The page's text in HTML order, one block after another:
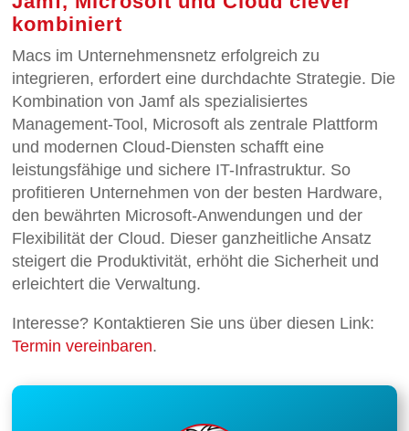
kombiniert
Macs im Unternehmensnetz erfolgreich zu
integrieren, erfordert eine durchdachte Strategie. Die
Kombination von Jamf als spezialisiertes
Management-Tool, Microsoft als zentrale Plattform
und modernen Cloud-Diensten schafft eine
leistungsfähige und sichere IT-Infrastruktur. So
profitieren Unternehmen von der besten Hardware,
den bewährten Microsoft-Anwendungen und der
Flexibilität der Cloud. Dieser ganzheitliche Ansatz
steigert die Produktivität, erhöht die Sicherheit und
erleichtert die Verwaltung.
Interesse? Kontaktieren Sie uns über diesen Link:
Termin vereinbaren.